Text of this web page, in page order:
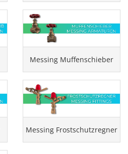
Messing Muffenschieber
Messing Frostschutzregner